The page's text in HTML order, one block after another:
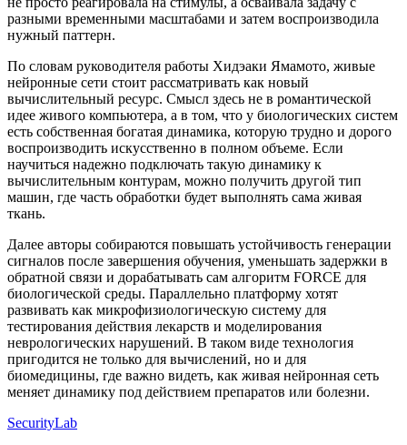
разными временными масштабами и затем воспроизводила
нужный паттерн.
По словам руководителя работы Хидэаки Ямамото, живые
нейронные сети стоит рассматривать как новый
вычислительный ресурс. Смысл здесь не в романтической
идее живого компьютера, а в том, что у биологических систем
есть собственная богатая динамика, которую трудно и дорого
воспроизводить искусственно в полном объеме. Если
научиться надежно подключать такую динамику к
вычислительным контурам, можно получить другой тип
машин, где часть обработки будет выполнять сама живая
ткань.
Далее авторы собираются повышать устойчивость генерации
сигналов после завершения обучения, уменьшать задержки в
обратной связи и дорабатывать сам алгоритм FORCE для
биологической среды. Параллельно платформу хотят
развивать как микрофизиологическую систему для
тестирования действия лекарств и моделирования
неврологических нарушений. В таком виде технология
пригодится не только для вычислений, но и для
биомедицины, где важно видеть, как живая нейронная сеть
меняет динамику под действием препаратов или болезни.
SecurityLab